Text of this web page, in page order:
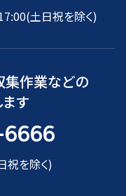
土日祝を除く)
集作業などの
す
祝を除く)